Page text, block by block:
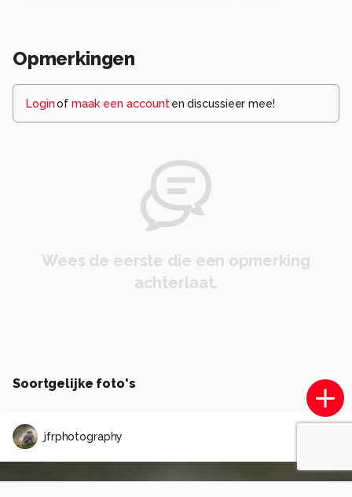
Opmerkingen
Loginof maak een account en discussieer mee!
Wees de eerste die een opmerking
achterlaat.
Soortgelijke foto's
jfrphotography